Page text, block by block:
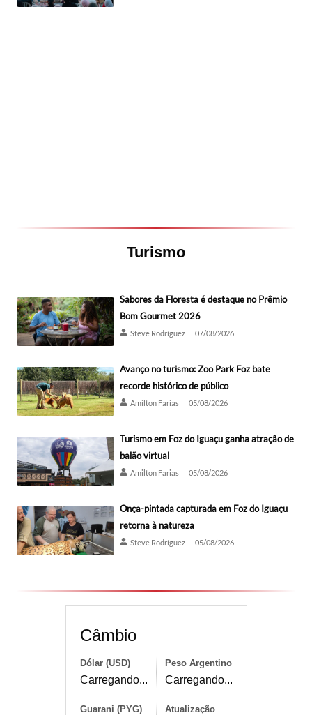
Turismo
Sabores da Floresta é destaque no Prêmio
Bom Gourmet 2026
Steve Rodríguez 07/08/2026
Avanço no turismo: Zoo Park Foz bate
recorde histórico de público
Amilton Farias 05/08/2026
Turismo em Foz do Iguaçu ganha atração de
balão virtual
Amilton Farias 05/08/2026
Onça-pintada capturada em Foz do Iguaçu
retorna à natureza
Steve Rodríguez 05/08/2026
Câmbio
Dólar (USD)
Carregando...
Peso Argentino
Carregando...
Guarani (PYG) Atualização